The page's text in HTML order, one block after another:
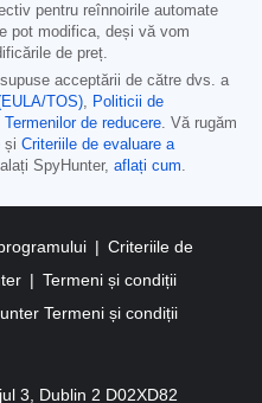
pentru reînnoirile automate
pot modifica, deși vă vom
de preț.
acceptării de către dvs. a
TOS), Politicii de
Termenilor de reducere. Vă rugăm
și Criteriile de evaluare a
SpyHunter, aflați cum.
Criteriile de
Termeni și condiții
Termeni și condiții
3, Dublin 2 D02XD82